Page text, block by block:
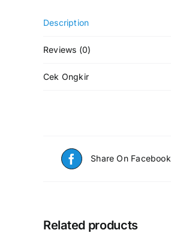
Description
Reviews (0)
Cek Ongkir
Share On Facebook
Related products